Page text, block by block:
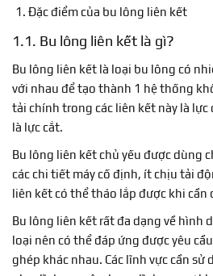
Đặc điểm của bu lông liên kết
1.1. Bu lông liên kết là gì?
Bu lông liên kết là loại bu lông có
với nhau để tạo thành 1 hệ thống
tải chính trong các liên kết này là
là lực cắt.
Bu lông liên kết chủ yếu được dùng
các chi tiết máy cố định, ít chịu tải
liên kết có thể tháo lắp được khi cần
Bu lông liên kết rất đa dạng về hình
loại nên có thể đáp ứng được yêu
ghép khác nhau. Các lĩnh vực cần